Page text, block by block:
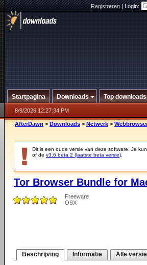
Registreren|Login:
Startpagina Downloads Top downloads
8/9/2026 12:27:34 PM
AfterDawn > Downloads > Netwerk >
Dit is een oude versie van deze software. Je
of de v3.6 beta 2 (laatste beta versie)
Tor Browser Bundle for
Freeware
OSX
Beschrijving Informatie Alle